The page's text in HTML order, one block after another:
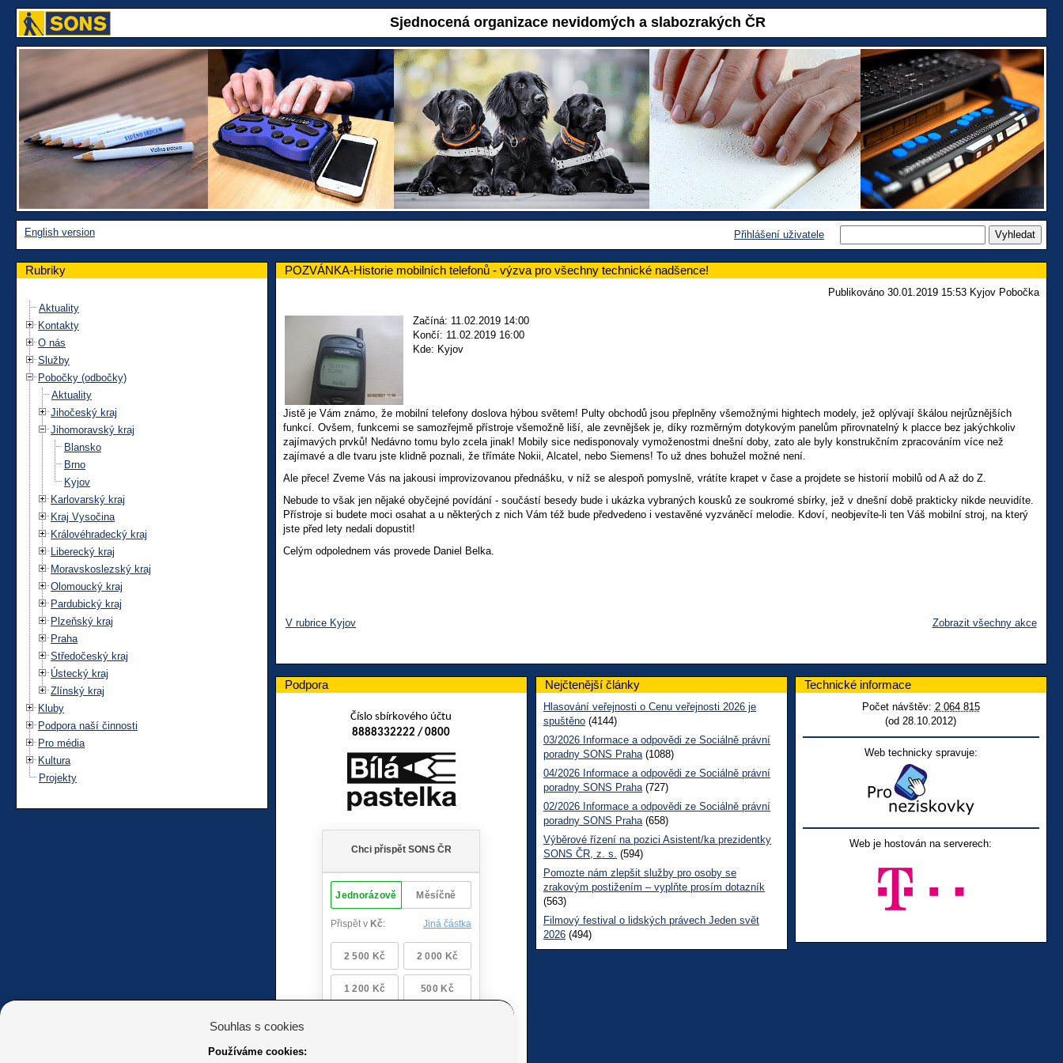
Sjednocená organizace nevidomých a slabozrakých ČR
English version Přihlášení uživatele
Rubriky
Aktuality
Kontakty
O nás
Služby
Pobočky (odbočky)
Aktuality
Jihočeský kraj
Jihomoravský kraj
Blansko
Brno
Kyjov
Karlovarský kraj
Kraj Vysočina
Královéhradecký kraj
Liberecký kraj
Moravskoslezský kraj
Olomoucký kraj
Pardubický kraj
Plzeňský kraj
Praha
Středočeský kraj
Ústecký kraj
Zlínský kraj
Kluby
Podpora naší činnosti
Pro média
Kultura
Projekty
POZVÁNKA-Historie mobilních telefonů - výzva pro všechny technické nadšence!
Publikováno 30.01.2019 15:53 Kyjov Pobočka
Začíná: 11.02.2019 14:00
Končí: 11.02.2019 16:00
Kde: Kyjov
Jistě je Vám známo, že mobilní telefony doslova hýbou světem! Pulty obchodů jsou přeplněny všemožnými hightech modely, jež oplývají škálou nejrůznějších
funkcí. Ovšem, funkcemi se samozřejmě přístroje všemožně liší, ale zevnějšek je, díky rozměrným dotykovým panelům přirovnatelný k placce bez jakýchkoliv
zajímavých prvků! Nedávno tomu bylo zcela jinak! Mobily sice nedisponovaly vymoženostmi dnešní doby, zato ale byly konstrukčním zpracováním více než
zajímavé a dle tvaru jste klidně poznali, že třímáte Nokii, Alcatel, nebo Siemens! To už dnes bohužel možné není.
Ale přece! Zveme Vás na jakousi improvizovanou přednášku, v níž se alespoň pomyslně, vrátíte krapet v čase a projdete se historií mobilů od A až do Z.
Nebude to však jen nějaké obyčejné povídání - součástí besedy bude i ukázka vybraných kousků ze soukromé sbírky, jež v dnešní době prakticky nikde neuvidíte.
Přístroje si budete moci osahat a u některých z nich Vám též bude předvedeno i vestavěné vyzváněcí melodie. Kdoví, neobjevíte-li ten Váš mobilní stroj, na který
jste před lety nedali dopustit!
Celým odpolednem vás provede Daniel Belka.
V rubrice Kyjov Zobrazit všechny akce
Podpora
Číslo sbírkového účtu
8888332222 / 0800
Nejčtenější články
Hlasování veřejnosti o Cenu veřejnosti 2026 je
spuštěno (4144)
03/2026 Informace a odpovědi ze Sociálně právní
poradny SONS Praha (1088)
04/2026 Informace a odpovědi ze Sociálně právní
poradny SONS Praha (727)
02/2026 Informace a odpovědi ze Sociálně právní
poradny SONS Praha (658)
Výběrové řízení na pozici Asistent/ka prezidentky
SONS ČR, z. s. (594)
Pomozte nám zlepšit služby pro osoby se
zrakovým postižením – vyplňte prosím dotazník
(563)
Filmový festival o lidských právech Jeden svět
2026 (494)
Technické informace
Počet návštěv: 2 064 815
(od 28.10.2012)
Web technicky spravuje:
Web je hostován na serverech:
Souhlas s cookies
Používáme cookies: